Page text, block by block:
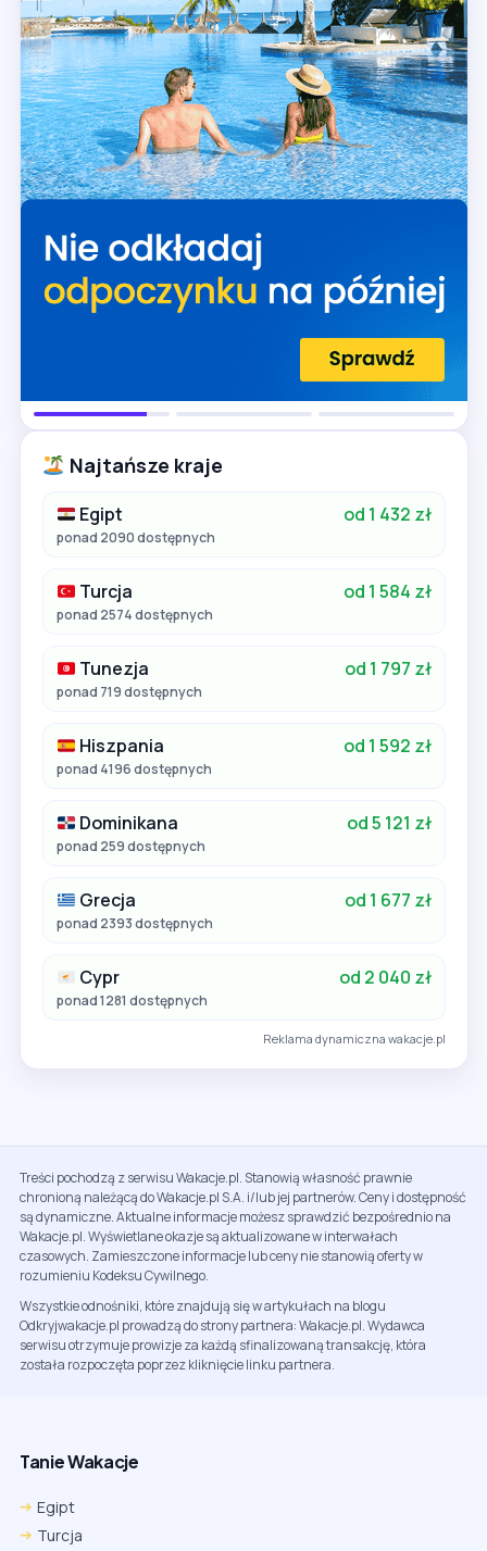
Najtańsze kraje
Egipt od 1 432 zł
ponad 2090 dostępnych
Turcja od 1 584 zł
ponad 2574 dostępnych
Tunezja od 1 797 zł
ponad 719 dostępnych
Hiszpania od 1 592 zł
ponad 4196 dostępnych
Dominikana od 5 121 zł
ponad 259 dostępnych
Grecja od 1 677 zł
ponad 2393 dostępnych
Cypr od 2 040 zł
ponad 1281 dostępnych
Reklama dynamiczna wakacje.pl
Treści pochodzą z serwisu Wakacje.pl. Stanowią własność prawnie
chronioną należącą do Wakacje.pl S.A. i/lub jej partnerów. Ceny i dostępność
są dynamiczne. Aktualne informacje możesz sprawdzić bezpośrednio na
Wakacje.pl. Wyświetlane okazje są aktualizowane w interwałach
czasowych. Zamieszczone informacje lub ceny nie stanowią oferty w
rozumieniu Kodeksu Cywilnego.
Wszystkie odnośniki, które znajdują się w artykułach na blogu
Odkryjwakacje.pl prowadzą do strony partnera: Wakacje.pl. Wydawca
serwisu otrzymuje prowizje za każdą sfinalizowaną transakcję, która
została rozpoczęta poprzez kliknięcie linku partnera.
Tanie Wakacje
Egipt
Turcja